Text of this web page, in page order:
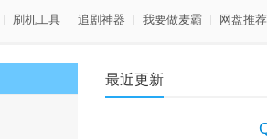
刷机工具 追剧神器 我要做麦霸 网盘推荐
最近更新